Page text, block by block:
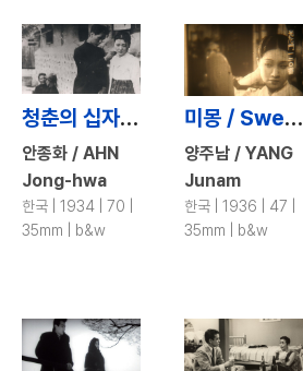
청춘의 십자로 / Turning Point of the Youngsters
안종화 / AHN
Jong-hwa
한국 | 1934 | 70 |
35mm | b&w
미몽 / Sweet Dream
양주남 / YANG
Junam
한국 | 1936 | 47 |
35mm | b&w